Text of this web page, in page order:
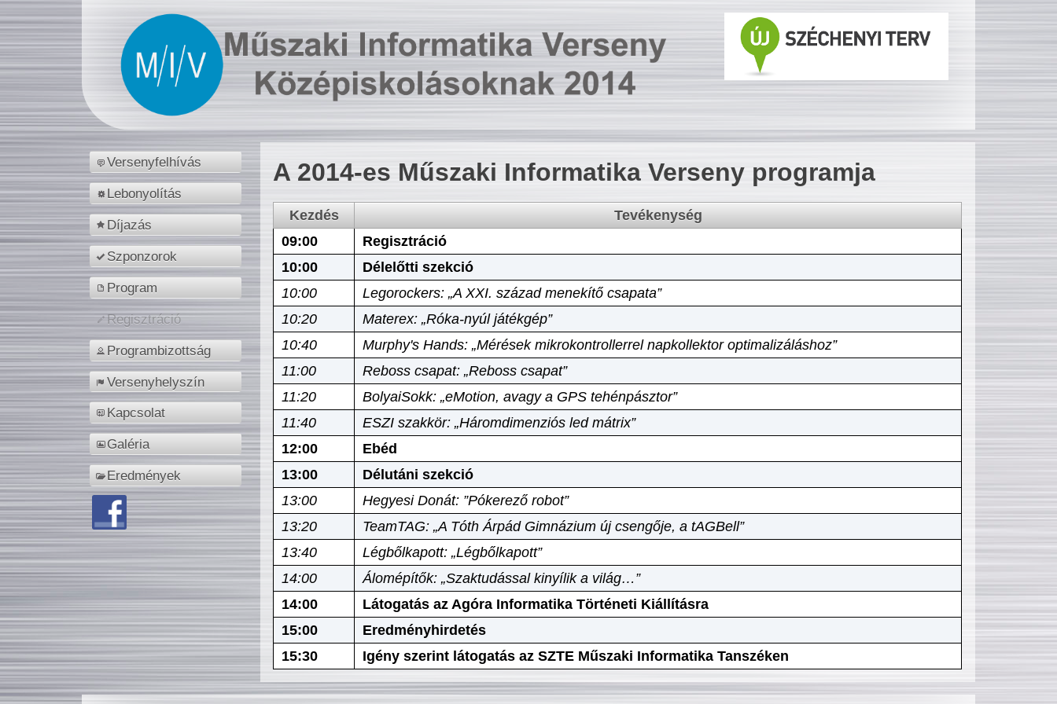
Versenyfelhívás
Lebonyolítás
Díjazás
Szponzorok
Program
Regisztráció
Programbizottság
Versenyhelyszín
Kapcsolat
Galéria
Eredmények
A 2014-es Műszaki Informatika Verseny programja
Kezdés
Tevékenység
09:00
Regisztráció
10:00
Délelőtti szekció
10:00
Legorockers: „A XXI. század menekítő csapata”
10:20
Materex: „Róka-nyúl játékgép”
10:40
Murphy's Hands: „Mérések mikrokontrollerrel napkollektor optimalizáláshoz”
11:00
Reboss csapat: „Reboss csapat”
11:20
BolyaiSokk: „eMotion, avagy a GPS tehénpásztor”
11:40
ESZI szakkör: „Háromdimenziós led mátrix”
12:00
Ebéd
13:00
Délutáni szekció
13:00
Hegyesi Donát: ”Pókerező robot”
13:20
TeamTAG: „A Tóth Árpád Gimnázium új csengője, a tAGBell”
13:40
Légbőlkapott: „Légbőlkapott”
14:00
Álomépítők: „Szaktudással kinyílik a világ…”
14:00
Látogatás az Agóra Informatika Történeti Kiállításra
15:00
Eredményhirdetés
15:30
Igény szerint látogatás az SZTE Műszaki Informatika Tanszéken